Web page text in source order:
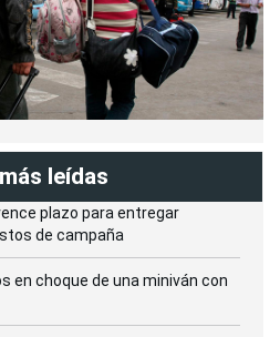
leídas
plazo para entregar
de campaña
en choque de una miniván con